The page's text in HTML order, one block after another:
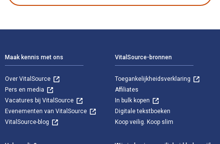
Maak kennis met ons
Over VitalSource
Pers en media
Vacatures bij VitalSource
Evenementen van VitalSource
VitalSource-blog
VitalSource-bronnen
Toegankelijkheidsverklaring
Affiliates
In bulk kopen
Digitale tekstboeken
Koop veilig. Koop slim